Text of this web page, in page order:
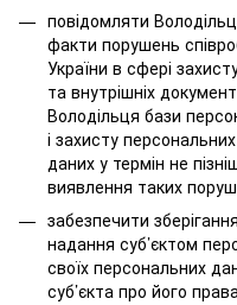
повідомляти
факти порушень
України в сфері
та внутрішніх
Володільця бази
і захисту
даних у термін не
виявлення таких
забезпечити
надання суб’єктом
своїх персональних
суб’єкта про його